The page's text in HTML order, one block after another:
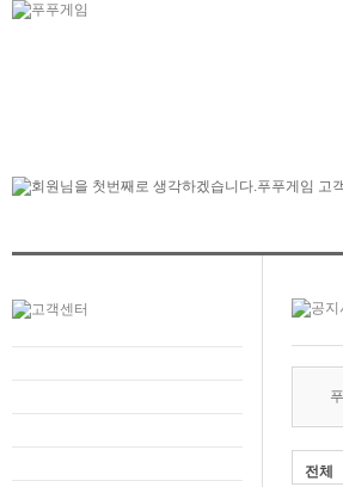
전체